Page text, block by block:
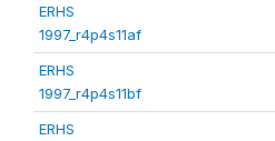
ERHS
1997_r4p4s11af
ERHS
1997_r4p4s11bf
ERHS